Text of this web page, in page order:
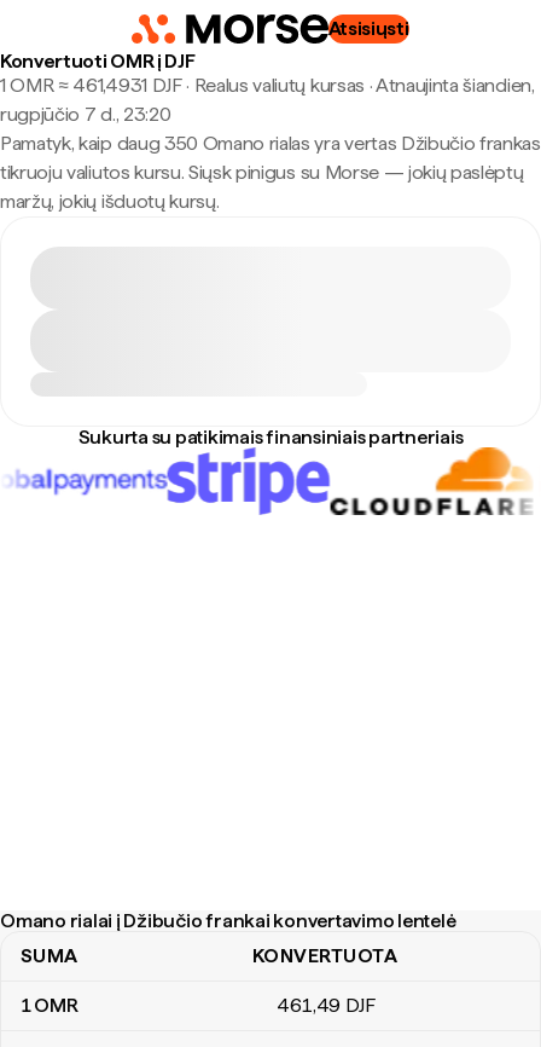
Atsisiųsti
Konvertuoti OMR į DJF
1 OMR ≈ 461,4931 DJF · Realus valiutų kursas ·Atnaujinta šiandien,
rugpjūčio 7 d., 23:20
Pamatyk, kaip daug 350 Omano rialas yra vertas Džibučio frankas
tikruoju valiutos kursu. Siųsk pinigus su Morse — jokių paslėptų
maržų, jokių išduotų kursų.
Sukurta su patikimais finansiniais partneriais
Omano rialai į Džibučio frankai konvertavimo lentelė
Omano rialai į Džibučio frankai konvertavimo lentelė
SUMA KONVERTUOTA
1OMR 461,49 DJF